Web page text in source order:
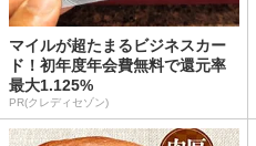
マイルが超たまるビジネスカー
ド！初年度年会費無料で還元率
最大1.125%
PR(クレディセゾン)